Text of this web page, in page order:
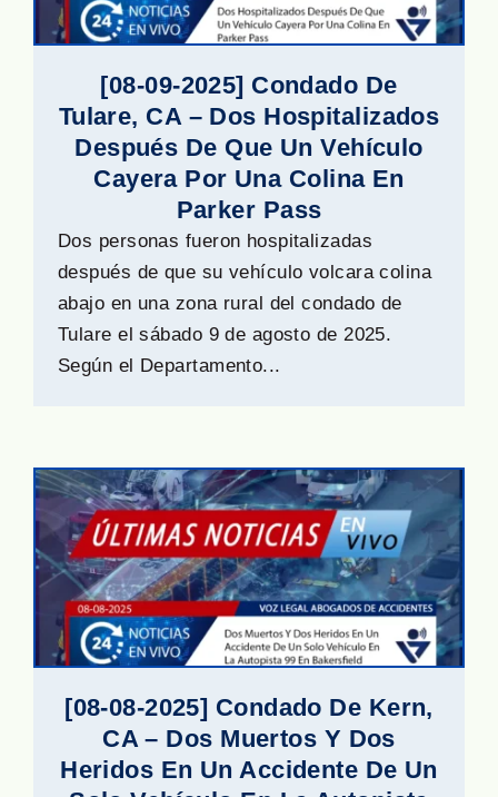
[08-09-2025] Condado De
Tulare, CA – Dos Hospitalizados
Después De Que Un Vehículo
Cayera Por Una Colina En
Parker Pass
Dos personas fueron hospitalizadas
después de que su vehículo volcara colina
abajo en una zona rural del condado de
Tulare el sábado 9 de agosto de 2025.
Según el Departamento...
[08-08-2025] Condado De Kern,
CA – Dos Muertos Y Dos
Heridos En Un Accidente De Un